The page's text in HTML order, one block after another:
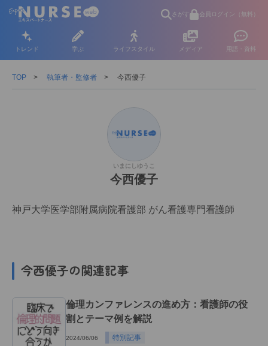
さがす 会員ログイン（無料）
トレンド 学ぶ ライフスタイル メディア 用語・資料
TOP 執筆者・監修者 今西優子
いまにしゆうこ
今西優子
神戸大学医学部附属病院看護部 がん看護専門看護師
今西優子の関連記事
倫理カンファレンスの進め方：看護師の役
割とテーマ例を解説
2024/06/06 特別記事